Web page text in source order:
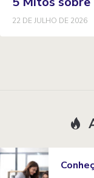
22 DE JULHO DE 2026